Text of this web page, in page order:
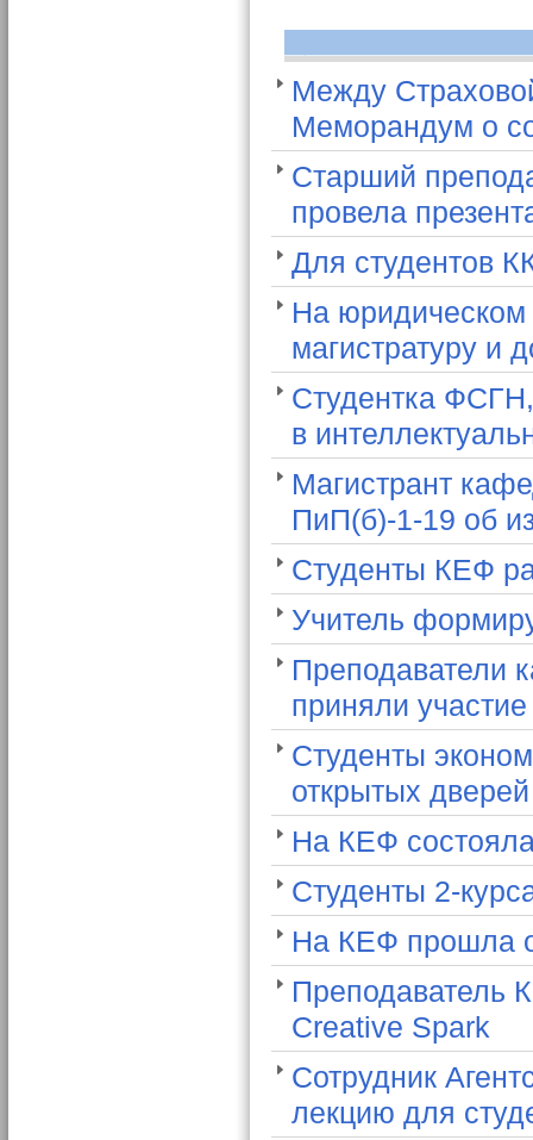
Между
Меморандум о
Старший
провела
Для студентов
На юридическом
магистратуру и
Студентка
в
Магистрант
ПиП(б)-1-19 об
Студенты КЕФ
Учитель
Преподаватели
приняли
Студенты
открытых
На КЕФ
Студенты 2-
На КЕФ прошла
Преподаватель
Creative Spark
Сотрудник
лекцию для